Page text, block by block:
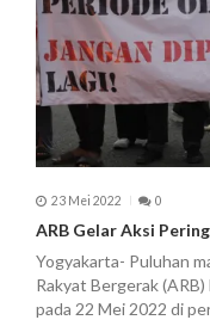
23 Mei 2022 0
ARB Gelar Aksi
Yogyakarta- Puluhan
Rakyat Bergerak
pada 22 Mei 2022 di